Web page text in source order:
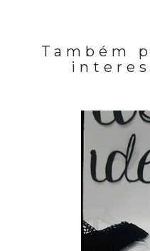
Também